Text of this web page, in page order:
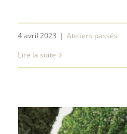
4 avril 2023 | Ateliers passés
Lire la suite